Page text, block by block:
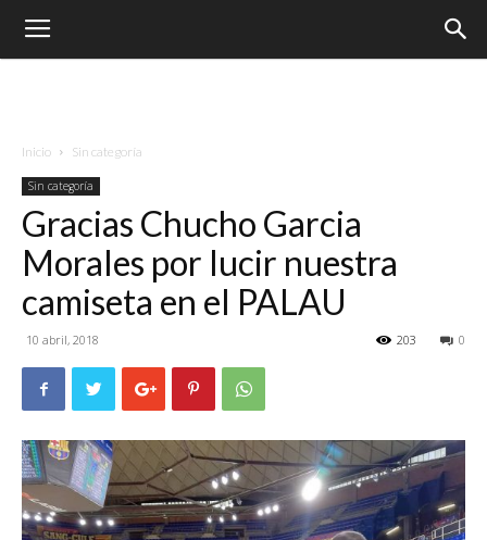
Inicio Sin categoría
Sin categoría
Gracias Chucho Garcia
Morales por lucir nuestra
camiseta en el PALAU
10 abril, 2018 0
203